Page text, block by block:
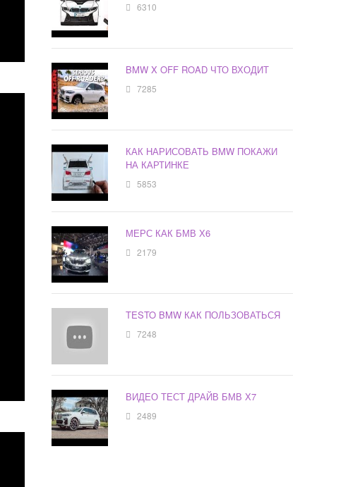
6310
BMW X OFF ROAD ЧТО ВХОДИТ
7285
КАК НАРИСОВАТЬ BMW ПОКАЖИ
НА КАРТИНКЕ
5853
МЕРС КАК БМВ Х6
2179
TESTO BMW КАК ПОЛЬЗОВАТЬСЯ
7248
ВИДЕО ТЕСТ ДРАЙВ БМВ Х7
2489